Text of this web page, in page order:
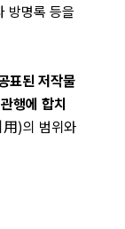
방명록 등을
표된 저작물
행에 합치
用)의 범위와